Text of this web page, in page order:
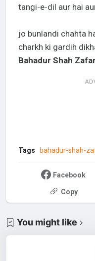
tangi-e-dil aur hai
jo bunlandi chahta
charkh ki gardih
Bahadur Shah Zafar
Tags bahadur-shah-
Facebook
Copy
You might like